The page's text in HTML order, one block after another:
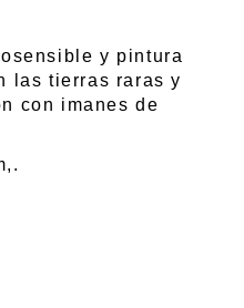
y pintura
las tierras raras y
con imanes de